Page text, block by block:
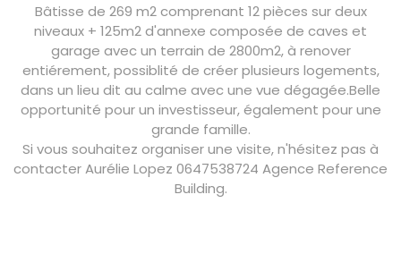
Bâtisse de 269 m2 comprenant 12 pièces sur deux
niveaux + 125m2 d'annexe composée de caves et
garage avec un terrain de 2800m2, à renover
entiérement, possiblité de créer plusieurs logements,
dans un lieu dit au calme avec une vue dégagée.Belle
opportunité pour un investisseur, également pour une
grande famille.
Si vous souhaitez organiser une visite, n'hésitez pas à
contacter Aurélie Lopez 0647538724 Agence Reference
Building.